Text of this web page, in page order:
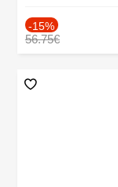
-15%
56.75€